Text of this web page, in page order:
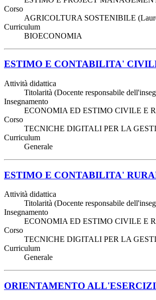
Corso
AGRICOLTURA SOSTENIBILE
Curriculum
BIOECONOMIA
ESTIMO E CONTABILITA'
Attività didattica
Titolarità (Docente responsabile
Insegnamento
ECONOMIA ED ESTIMO CIVILE E
Corso
TECNICHE DIGITALI PER LA
Curriculum
Generale
ESTIMO E CONTABILITA'
Attività didattica
Titolarità (Docente responsabile
Insegnamento
ECONOMIA ED ESTIMO CIVILE E
Corso
TECNICHE DIGITALI PER LA
Curriculum
Generale
ORIENTAMENTO